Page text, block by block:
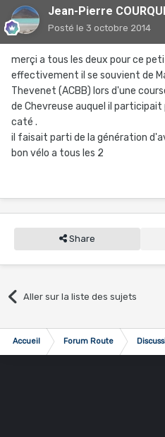
Jean-Pierre
Posté le 3 octobre 2014
merçi a tous les deux pour ce
effectivement il se souvient de
Thevenet (ACBB) lors d'une
de Chevreuse auquel il
caté .
il faisait parti de la génération
bon vélo a tous les 2
Share
Aller sur la liste des sujets
Accueil Forum Route